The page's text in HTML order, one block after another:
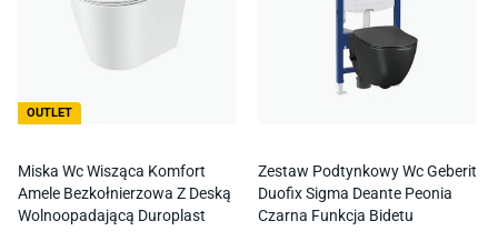
OUTLET
Miska Wc Wisząca Komfort
Amele Bezkołnierzowa Z Deską
Wolnoopadającą Duroplast
Zestaw Podtynkowy Wc Geberit
Duofix Sigma Deante Peonia
Czarna Funkcja Bidetu